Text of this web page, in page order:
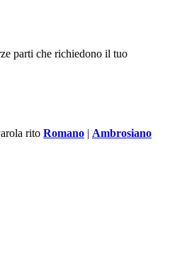
parti che richiedono il tuo
rito Romano | Ambrosiano